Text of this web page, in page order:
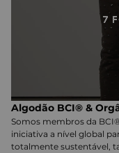
Algodão BCI® &
Somos membros da
iniciativa a nível global
totalmente sustentável,